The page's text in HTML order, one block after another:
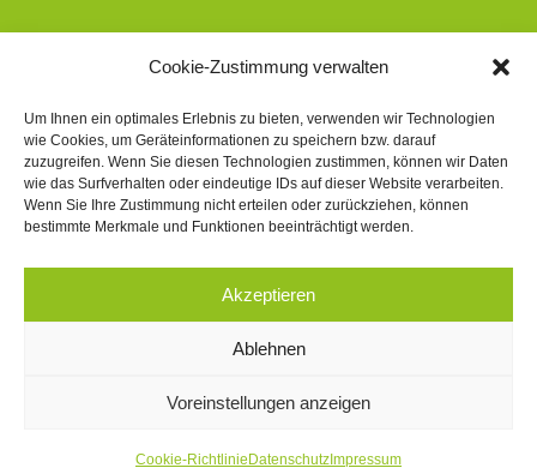
Cookie-Zustimmung verwalten
Um Ihnen ein optimales Erlebnis zu bieten, verwenden wir Technologien
wie Cookies, um Geräteinformationen zu speichern bzw. darauf
zuzugreifen. Wenn Sie diesen Technologien zustimmen, können wir Daten
wie das Surfverhalten oder eindeutige IDs auf dieser Website verarbeiten.
Wenn Sie Ihre Zustimmung nicht erteilen oder zurückziehen, können
bestimmte Merkmale und Funktionen beeinträchtigt werden.
Akzeptieren
Ablehnen
Voreinstellungen anzeigen
Cookie-Richtlinie Datenschutz Impressum
Öffnungszeiten
Montag bis Freitag:
08:00-19:00 Uhr
© Copyright - Rathaus Apotheke